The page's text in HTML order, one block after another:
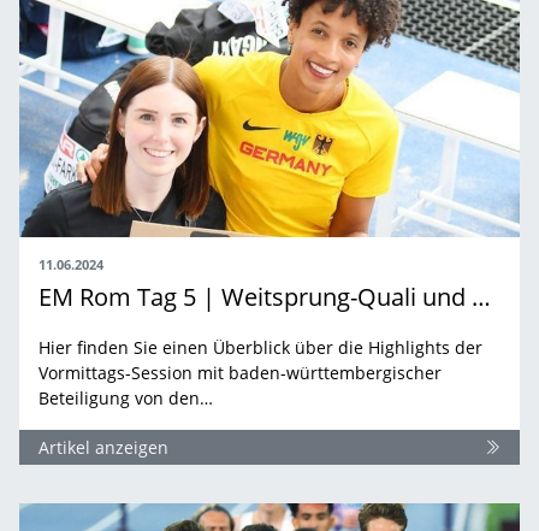
11.06.2024
EM Rom Tag 5 | Weitsprung-Quali und Tag 2 des Zehnkampfs
Hier finden Sie einen Überblick über die Highlights der
Vormittags-Session mit baden-württembergischer
Beteiligung von den…
Artikel anzeigen